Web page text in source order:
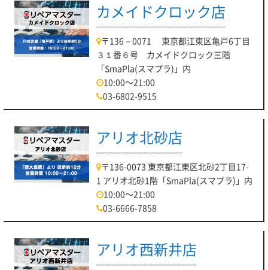
カメイドクロック店
〒136－0071 東京都江東区亀戸6丁目
３１番６号 カメイドクロック三階
「SmaPla(スマプラ)」内
10:00～21:00
03-6802-9515
アリオ北砂店
〒136-0073 東京都江東区北砂2丁目17-
1 アリオ北砂1階「SmaPla(スマプラ)」内
10:00～21:00
03-6666-7858
アリオ西新井店